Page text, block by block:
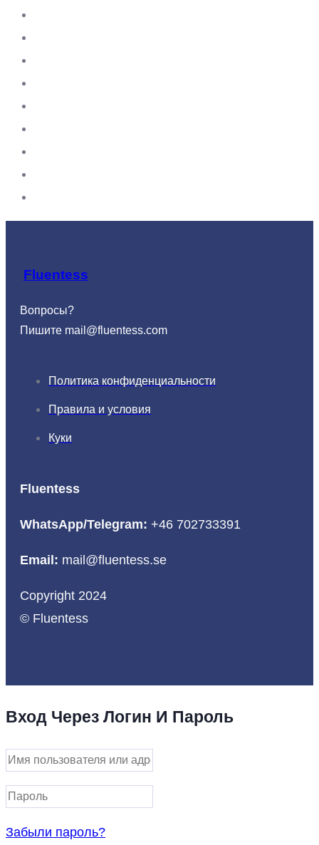
Fluentess
Вопросы?
Пишите mail@fluentess.com
Политика конфиденциальности
Правила и условия
Куки
Fluentess
WhatsApp/Telegram: +46 702733391
Email: mail@fluentess.se
Copyright 2024
© Fluentess
Вход Через Логин И Пароль
Забыли пароль?